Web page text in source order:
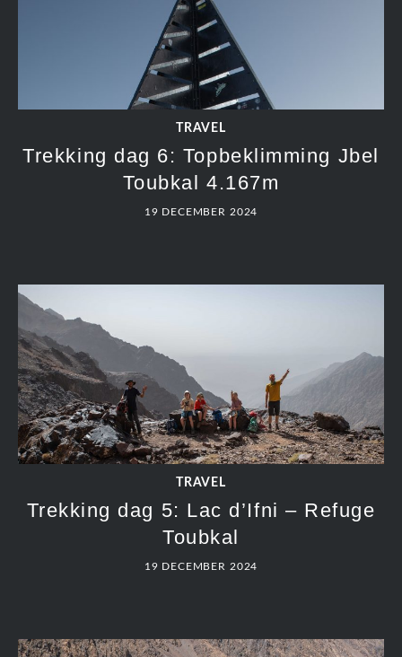
TRAVEL
Trekking dag 6: Topbeklimming Jbel
Toubkal 4.167m
19 DECEMBER 2024
TRAVEL
Trekking dag 5: Lac d’Ifni – Refuge
Toubkal
19 DECEMBER 2024